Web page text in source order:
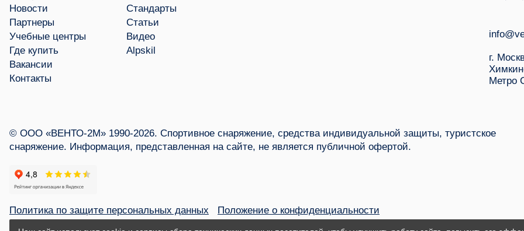
Новости
Партнеры
Учебные центры
Где купить
Вакансии
Контакты
Стандарты
Статьи
Видео
Alpskil
г.
Метро
© ООО «ВЕНТО-2М» 1990-2026. Спортивное снаряжение, средства индивидуальной защиты, туристское
снаряжение. Информация, представленная на сайте, не является публичной офертой.
Политика по защите персональных данных Положение о конфиденциальности